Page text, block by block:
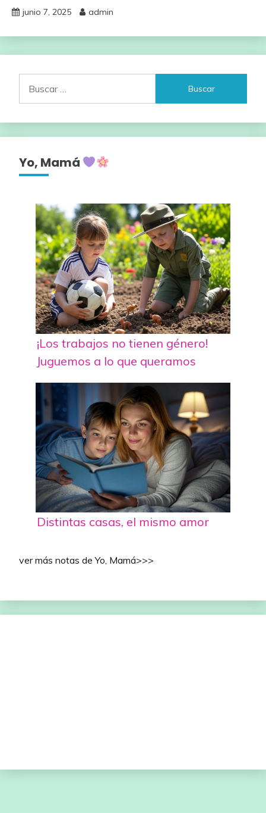
junio 7, 2025 admin
Yo, Mamá
¡Los trabajos no tienen género!
Juguemos a lo que queramos
Distintas casas, el mismo amor
ver más notas de Yo, Mamá>>>